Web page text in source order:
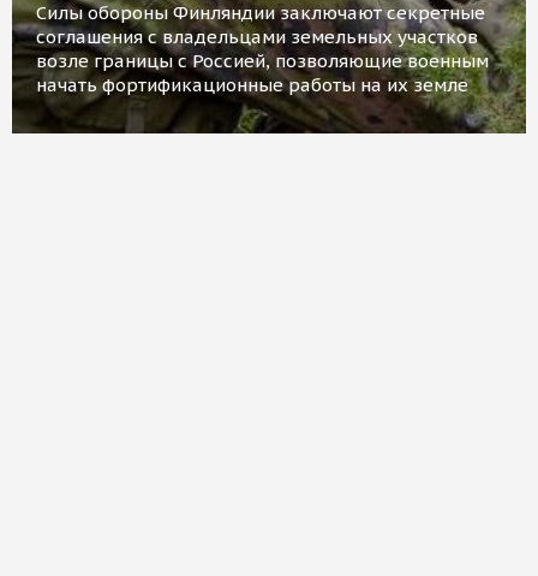
Силы обороны Финляндии заключают секретные
соглашения с владельцами земельных участков
возле границы с Россией, позволяющие военным
начать фортификационные работы на их земле